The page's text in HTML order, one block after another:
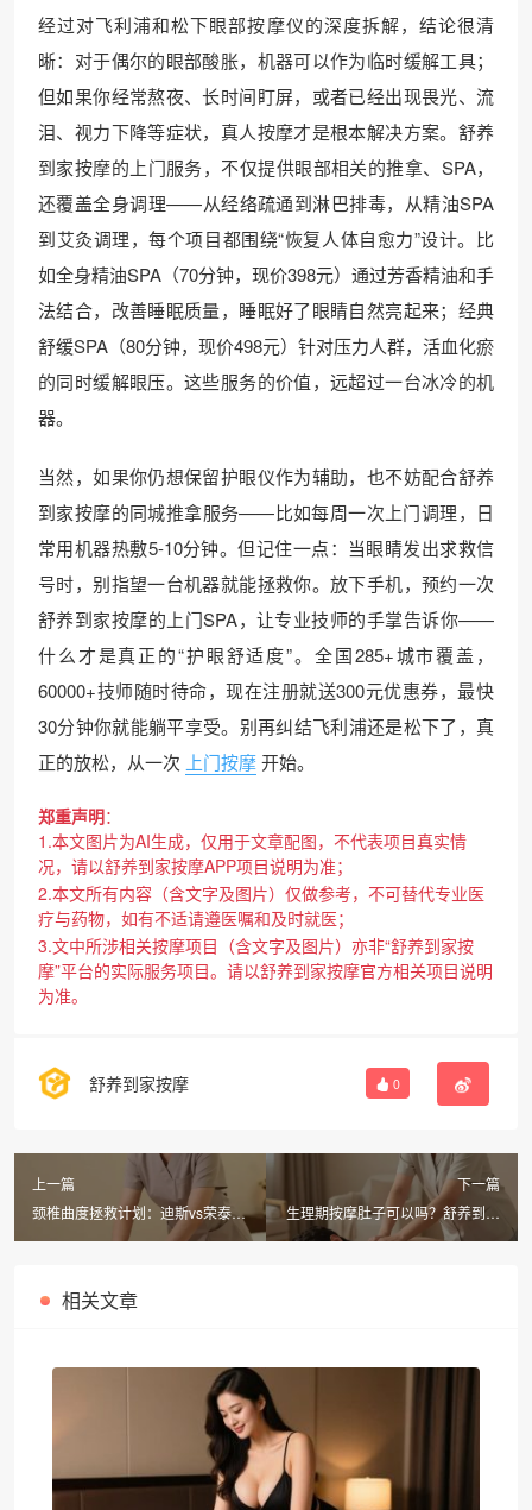
经过对飞利浦和松下眼部按摩仪的深度拆解，结论很清
晰：对于偶尔的眼部酸胀，机器可以作为临时缓解工具；
但如果你经常熬夜、长时间盯屏，或者已经出现畏光、流
泪、视力下降等症状，真人按摩才是根本解决方案。舒养
到家按摩的上门服务，不仅提供眼部相关的推拿、SPA，
还覆盖全身调理——从经络疏通到淋巴排毒，从精油SPA
到艾灸调理，每个项目都围绕“恢复人体自愈力”设计。比
如全身精油SPA（70分钟，现价398元）通过芳香精油和手
法结合，改善睡眠质量，睡眠好了眼睛自然亮起来；经典
舒缓SPA（80分钟，现价498元）针对压力人群，活血化瘀
的同时缓解眼压。这些服务的价值，远超过一台冰冷的机
器。
当然，如果你仍想保留护眼仪作为辅助，也不妨配合舒养
到家按摩的同城推拿服务——比如每周一次上门调理，日
常用机器热敷5-10分钟。但记住一点：当眼睛发出求救信
号时，别指望一台机器就能拯救你。放下手机，预约一次
舒养到家按摩的上门SPA，让专业技师的手掌告诉你——
什么才是真正的“护眼舒适度”。全国285+城市覆盖，
60000+技师随时待命，现在注册就送300元优惠券，最快
30分钟你就能躺平享受。别再纠结飞利浦还是松下了，真
正的放松，从一次 上门按摩开始。
郑重声明：
1.本文图片为AI生成，仅用于文章配图，不代表项目真实情
况，请以舒养到家按摩APP项目说明为准；
2.本文所有内容（含文字及图片）仅做参考，不可替代专业医
疗与药物，如有不适请遵医嘱和及时就医；
3.文中所涉相关按摩项目（含文字及图片）亦非“舒养到家按
摩”平台的实际服务项目。请以舒养到家按摩官方相关项目说明
为准。
舒养到家按摩 0
上一篇
颈椎曲度拯救计划：迪斯vs荣泰vs
奥佳华，舒养到家按摩上门体验更
下一篇
生理期按摩肚子可以吗？舒养到家
同城按摩经期穴位禁忌一览
相关文章